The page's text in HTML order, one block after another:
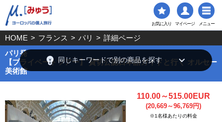
お気に入り マイページ メニュー
HOME > フランス > パリ > 詳細ページ
パリ発
【プライベートツアー】 貸切公認日本語ガイドと行く オルセー
美術館
110.00～515.00EUR
(20,669～96,769円)
※1名様あたりの料金
emoji_objects 同じキーワードで別の商品を探すkeyboard_arrow_down